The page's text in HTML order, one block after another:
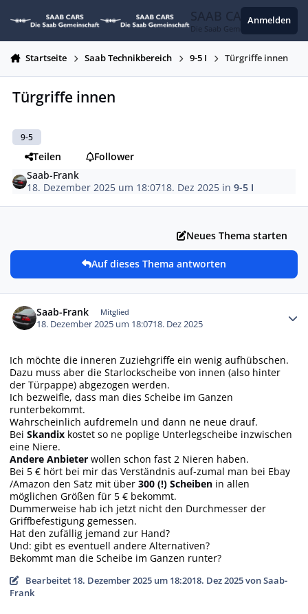
SAAB CARS
Die Saab Gemeinschaft
Anmelden
Startseite Saab Technikbereich 9-5 I Türgriffe innen
Türgriffe innen
9-5
Teilen
Follower
Saab-Frank
18. Dezember 2025 um 18:0718. Dez 2025 in9-5 I
Neues Thema starten
Auf dieses Thema antworten
Saab-Frank Mitglied
18. Dezember 2025 um 18:0718. Dez 2025
Ich möchte die inneren Zuziehgriffe ein wenig aufhübschen.
Dazu muss aber die Starlockscheibe von innen (also hinter
der Türpappe) abgezogen werden.
Ich bezweifle, dass man dies Scheibe im Ganzen
runterbekommt.
Wahrscheinlich aufdremeln und dann ne neue drauf.
Bei Skandix kostet so ne poplige Unterlegscheibe inzwischen
eine Niere.
Andere Anbieter wollen schon fast 2 Nieren haben.
Bei 5 € hört bei mir das Verständnis auf-zumal man bei Ebay
/Amazon den Satz mit über 300 (!) Scheiben in allen
möglichen Größen für 5 € bekommt.
Dummerweise hab ich jetzt nicht den Durchmesser der
Griffbefestigung gemessen.
Hat den zufällig jemand zur Hand?
Und: gibt es eventuell andere Alternativen?
Bekommt man die Scheibe im Ganzen runter?
Bearbeitet 18. Dezember 2025 um 18:2018. Dez 2025von Saab-
Frank